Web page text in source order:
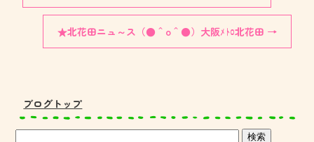
★北花田ニュ～ス（●＾o＾●）大阪ﾒﾄﾛ北花田 →
ブログトップ